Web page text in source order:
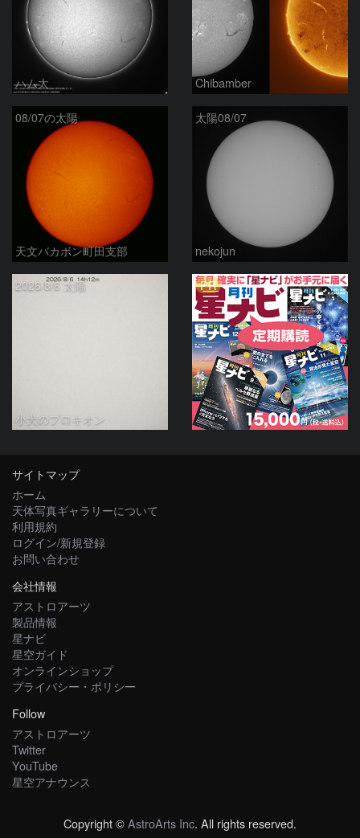
ハム太 Chibamber
08/07の太陽
天文バカボン町田支部
太陽08/07
nekojun
2026/8/6 太陽
小犬のプロキオン
PR
サイトマップ
ホーム
天体写真ギャラリーについて
利用規約
ログイン/新規登録
お問い合わせ
会社情報
アストロアーツ
製品情報
星ナビ
星空ガイド
オンラインショップ
プライバシー・ポリシー
Follow
アストロアーツ
Twitter
YouTube
星空アナウンス
Copyright ©AstroArts Inc. All rights reserved.